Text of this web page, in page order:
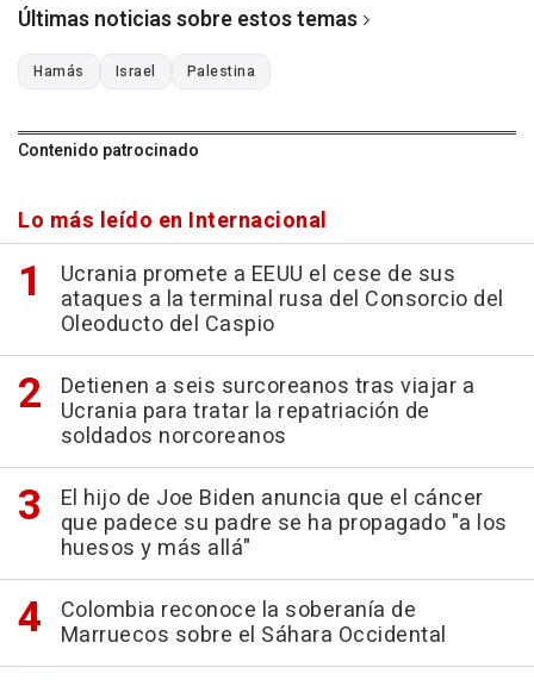
Últimas noticias sobre estos temas
Hamás Israel Palestina
Contenido patrocinado
Lo más leído en Internacional
Ucrania promete a EEUU el cese de sus
ataques a la terminal rusa del Consorcio del
Oleoducto del Caspio
Detienen a seis surcoreanos tras viajar a
Ucrania para tratar la repatriación de
soldados norcoreanos
El hijo de Joe Biden anuncia que el cáncer
que padece su padre se ha propagado "a los
huesos y más allá"
Colombia reconoce la soberanía de
Marruecos sobre el Sáhara Occidental